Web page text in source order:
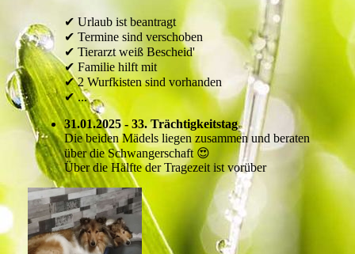
✔ Urlaub ist beantragt
✔ Termine sind verschoben
✔ Tierarzt weiß Bescheid'
✔ Familie hilft mit
✔ 2 Wurfkisten sind vorhanden
✔ ...
31.01.2025 - 33. Trächtigkeitstag
Die beiden Mädels liegen zusammen und beraten
über die Schwangerschaft 😍
Über die Hälfte der Tragezeit ist vorüber